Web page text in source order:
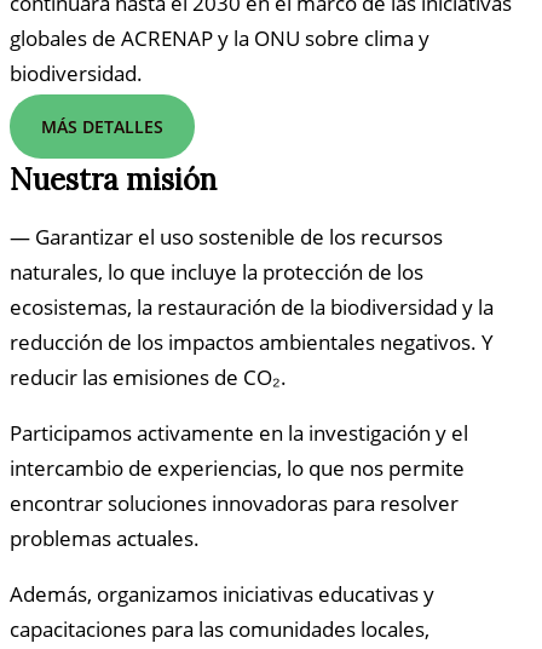
globales de ACRENAP y la ONU sobre clima y
biodiversidad.
MÁS DETALLES
Nuestra misión
— Garantizar el uso sostenible de los recursos
naturales, lo que incluye la protección de los
ecosistemas, la restauración de la biodiversidad y la
reducción de los impactos ambientales negativos. Y
reducir las emisiones de CO₂.
Participamos activamente en la investigación y el
intercambio de experiencias, lo que nos permite
encontrar soluciones innovadoras para resolver
problemas actuales.
Además, organizamos iniciativas educativas y
capacitaciones para las comunidades locales,